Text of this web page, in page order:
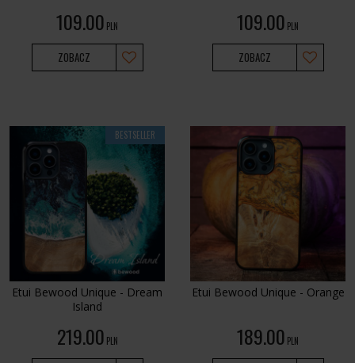
109.00 PLN
ZOBACZ
109.00 PLN
ZOBACZ
BESTSELLER
Etui Bewood Unique - Dream
Island
219.00 PLN
Etui Bewood Unique - Orange
189.00 PLN